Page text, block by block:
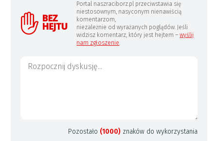
Portal naszraciborz.pl przeciwstawia się
niestosownym, nasyconym nienawiścią
komentarzom,
niezależnie od wyrażanych poglądów. Jeśli
widzisz komentarz, który jest hejtem –wyślij
nam zgłoszenie.
Pozostało (1000) znaków do wykorzystania